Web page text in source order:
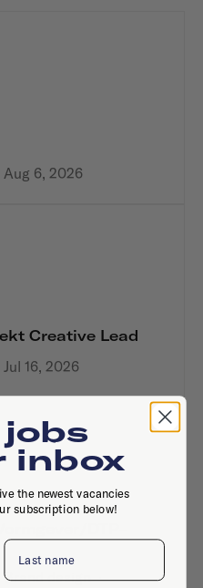
Aug 6, 2026
Creative Lead
Jul 16, 2026
Brand design·
jobs
inbox
the newest vacancies
subscription below!
Last name